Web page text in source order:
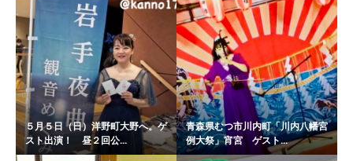
５月５日（日）洋野町大野へ。ゲ
スト出演！ 昼２回公...
青森県むつ市川内町「川内八幡宮
例大祭」宵宮 ゲスト...